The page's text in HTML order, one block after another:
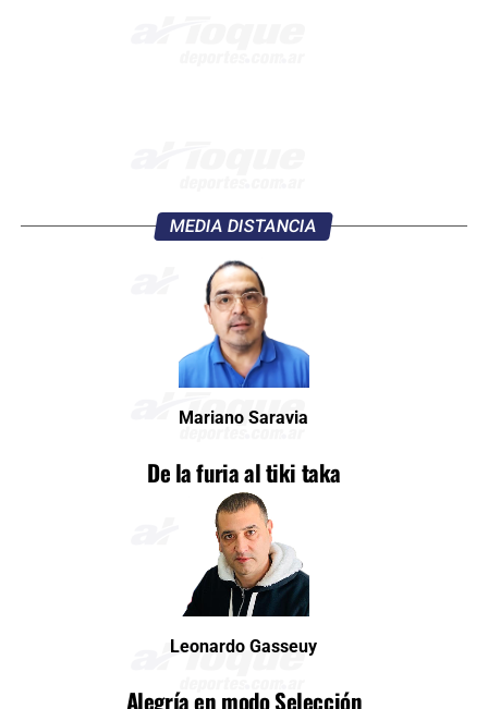
MEDIA DISTANCIA
Mariano Saravia
De la furia al tiki taka
Leonardo Gasseuy
Alegría en modo Selección